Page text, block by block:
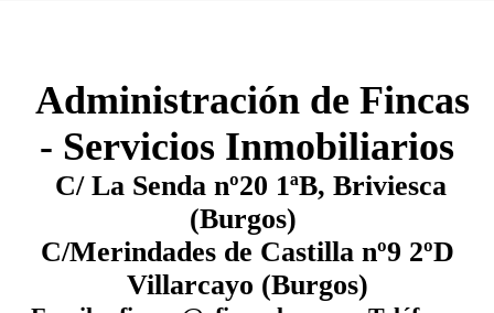
Administración de Fincas
- Servicios Inmobiliarios
C/ La Senda nº20 1ªB, Briviesca
(Burgos)
C/Merindades de Castilla nº9 2ºD
Villarcayo (Burgos)